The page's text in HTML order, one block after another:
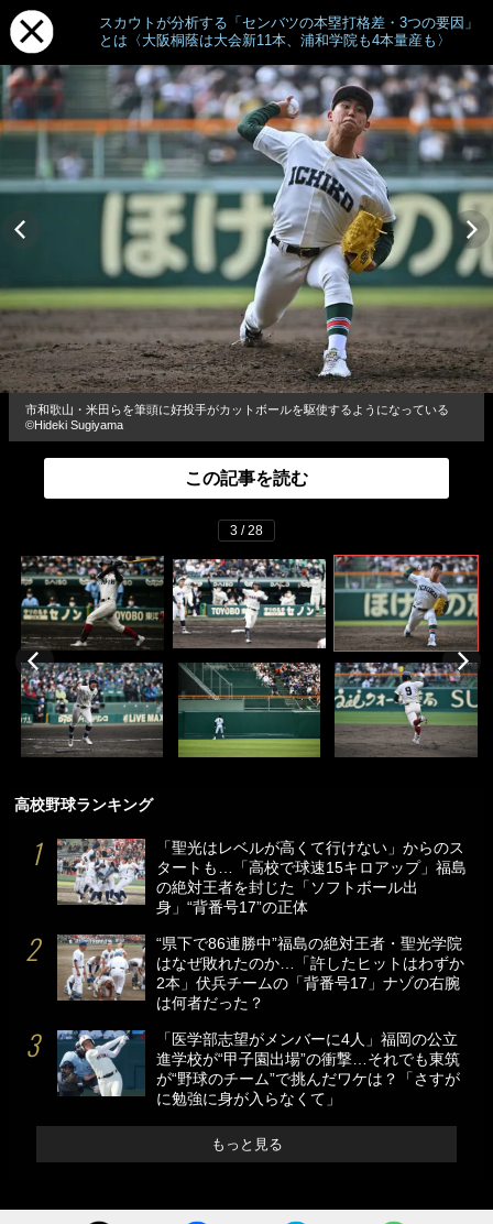
スカウトが分析する「センバツの本塁打格差・3つの要因」
とは〈大阪桐蔭は大会新11本、浦和学院も4本量産も〉
市和歌山・米田らを筆頭に好投手がカットボールを駆使するようになっている
©Hideki Sugiyama
この記事を読む
3 / 28
高校野球ランキング
「聖光はレベルが高くて行けない」からのス
タートも…「高校で球速15キロアップ」福島
の絶対王者を封じた「ソフトボール出
身」“背番号17”の正体
“県下で86連勝中”福島の絶対王者・聖光学院
はなぜ敗れたのか…「許したヒットはわずか
2本」伏兵チームの「背番号17」ナゾの右腕
は何者だった？
「医学部志望がメンバーに4人」福岡の公立
進学校が“甲子園出場”の衝撃…それでも東筑
が“野球のチーム”で挑んだワケは？「さすが
に勉強に身が入らなくて」
もっと見る